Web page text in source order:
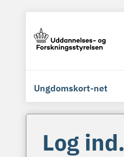
Ungdomskort-net
Log ind.